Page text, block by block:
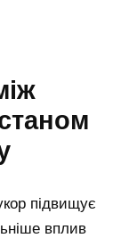
підвищує
вплив